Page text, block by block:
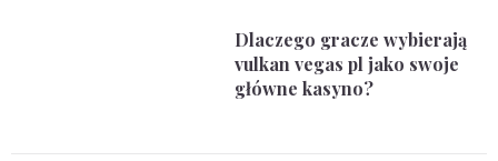
Dlaczego gracze wybierają
vulkan vegas pl jako swoje
główne kasyno?